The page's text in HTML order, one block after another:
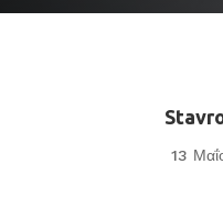
13